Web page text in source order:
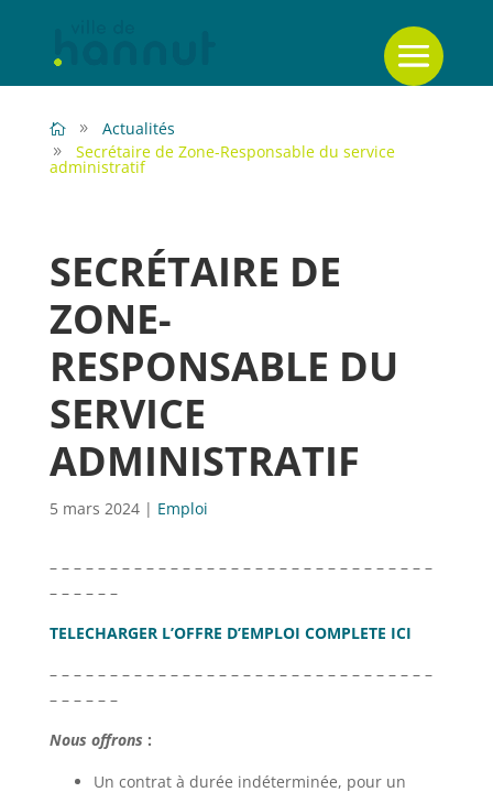
Actualités
Secrétaire de Zone-Responsable du service
administratif
SECRÉTAIRE DE
ZONE-
RESPONSABLE DU
SERVICE
ADMINISTRATIF
5 mars 2024| Emploi
– – – – – – – – – – – – – – – – – – – – – – – – – – – – – – – –
– – – – – –
TELECHARGER L’OFFRE D’EMPLOI COMPLETE ICI
– – – – – – – – – – – – – – – – – – – – – – – – – – – – – – – –
– – – – – –
Nous offrons :
Un contrat à durée indéterminée, pour un